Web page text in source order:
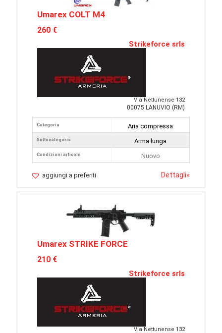
Umarex COLT M4
260 €
Strikeforce srls
Via Nettunense 132
00075 LANUVIO (RM)
Categoria
Sottocategoria
Condizioni articolo
Aria compressa
Arma lunga
Nuovo
aggiungi a preferiti Dettagli»
Umarex STRIKE FORCE
210 €
Strikeforce srls
Via Nettunense 132